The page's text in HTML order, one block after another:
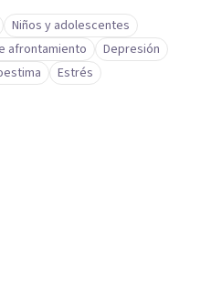
Niños y adolescentes
afrontamiento
Depresión
Estrés